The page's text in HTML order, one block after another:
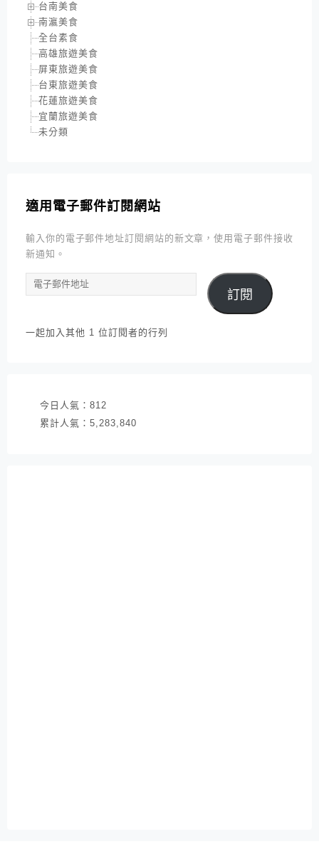
台南美食
南瀛美食
全台素食
高雄旅遊美食
屏東旅遊美食
台東旅遊美食
花蓮旅遊美食
宜蘭旅遊美食
未分類
適用電子郵件訂閱網站
輸入你的電子郵件地址訂閱網站的新文章，使用電子郵件接收
新通知。
電
子
件
訂閱
一起加入其他 1 位訂閱者的行列
今日人氣： 812
累計人氣： 5,283,840